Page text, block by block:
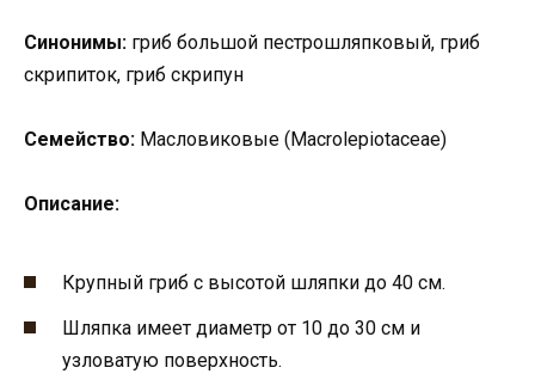
Синонимы: гриб большой пестрошляпковый, гриб
скрипиток, гриб скрипун
Семейство: Масловиковые (Macrolepiotaceae)
Описание:
Крупный гриб с высотой шляпки до 40 см.
Шляпка имеет диаметр от 10 до 30 см и
узловатую поверхность.